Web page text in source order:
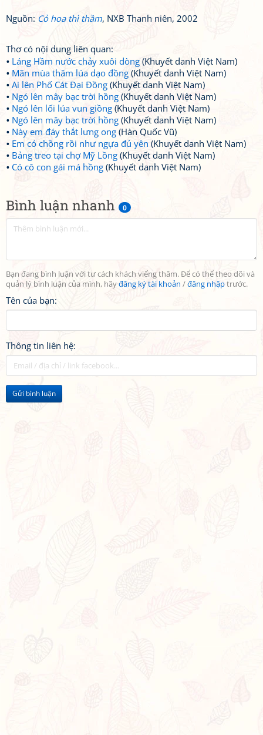
Bình luận nhanh 0
Bạn đang bình luận với tư cách khách viếng thăm. Để có thể theo dõi và
quản lý bình luận của mình, hãyđăng ký tài khoản /đăng nhậptrước.
Tên của bạn:
Thông tin liên hệ:
Gửi bình luận
Nguồn: Cỏ hoa thì thầm, NXB Thanh niên, 2002
Thơ có nội dung liên quan:
Láng Hầm nước chảy xuôi dòng (Khuyết danh Việt Nam)
Mãn mùa thăm lúa dạo đồng (Khuyết danh Việt Nam)
Ai lên Phố Cát Đại Đồng (Khuyết danh Việt Nam)
Ngó lên mây bạc trời hồng (Khuyết danh Việt Nam)
Ngó lên lối lúa vun giồng (Khuyết danh Việt Nam)
Ngó lên mây bạc trời hồng (Khuyết danh Việt Nam)
Này em đáy thắt lưng ong (Hàn Quốc Vũ)
Em có chồng rồi như ngựa đủ yên (Khuyết danh Việt Nam)
Bảng treo tại chợ Mỹ Lồng (Khuyết danh Việt Nam)
Có cô con gái má hồng (Khuyết danh Việt Nam)